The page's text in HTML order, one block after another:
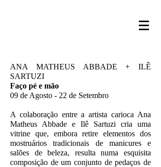
ANA MATHEUS ABBADE + ILÊ
SARTUZI
Faço pé e mão
09 de Agosto - 22 de Setembro
A colaboração entre a artista carioca Ana
Matheus Abbade e Ilê Sartuzi cria uma
vitrine que, embora retire elementos dos
mostruários tradicionais de manicures e
salões de beleza, resulta numa esquisita
composição de um conjunto de pedaços de